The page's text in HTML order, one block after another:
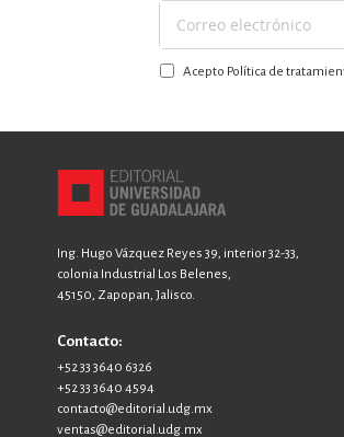
Suscríbase
a
nuestroAcepto Política de
Ing. Hugo Vázquez Reyes 39, interior 32-33,
colonia Industrial Los Belenes,
45150, Zapopan, Jalisco.
Contacto:
+52 33 3640 6326
+52 33 3640 4594
contacto@editorial.udg.mx
ventas@editorial.udg.mx